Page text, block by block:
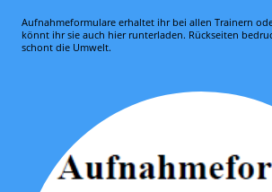
Aufnahmeformulare erhaltet ihr bei allen Trainern
könnt ihr sie auch hier runterladen. Rückseiten
schont die Umwelt.